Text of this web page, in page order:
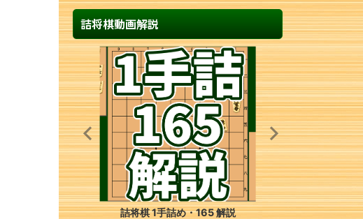
詰将棋動画解説
詰将棋 1手詰め・165 解説 詰